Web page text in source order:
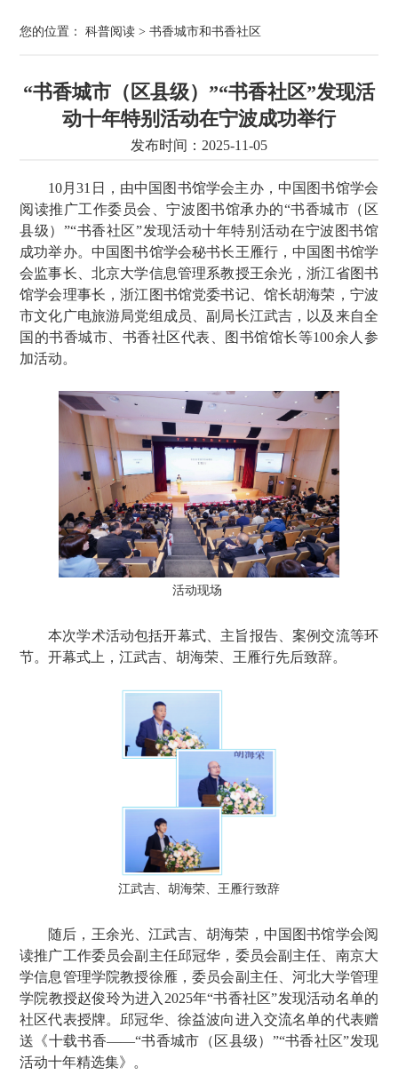
您的位置： 科普阅读 > 书香城市和书香社区
“书香城市（区县级）”“书香社区”发现活
动十年特别活动在宁波成功举行
发布时间：2025-11-05
10月31日，由中国图书馆学会主办，中国图书馆学会
阅读推广工作委员会、宁波图书馆承办的“书香城市（区
县级）”“书香社区”发现活动十年特别活动在宁波图书馆
成功举办。中国图书馆学会秘书长王雁行，中国图书馆学
会监事长、北京大学信息管理系教授王余光，浙江省图书
馆学会理事长，浙江图书馆党委书记、馆长胡海荣，宁波
市文化广电旅游局党组成员、副局长江武吉，以及来自全
国的书香城市、书香社区代表、图书馆馆长等100余人参
加活动。
活动现场
本次学术活动包括开幕式、主旨报告、案例交流等环
节。开幕式上，江武吉、胡海荣、王雁行先后致辞。
江武吉、胡海荣、王雁行致辞
随后，王余光、江武吉、胡海荣，中国图书馆学会阅
读推广工作委员会副主任邱冠华，委员会副主任、南京大
学信息管理学院教授徐雁，委员会副主任、河北大学管理
学院教授赵俊玲为进入2025年“书香社区”发现活动名单的
社区代表授牌。邱冠华、徐益波向进入交流名单的代表赠
送《十载书香——“书香城市（区县级）”“书香社区”发现
活动十年精选集》。